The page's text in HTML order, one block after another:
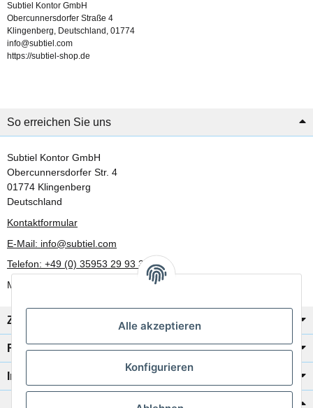
Alle akzeptieren
Konfigurieren
Subtiel Kontor GmbH
Obercunnersdorfer Straße 4
Klingenberg, Deutschland, 01774
info@subtiel.com
https://subtiel-shop.de
So erreichen Sie uns
Subtiel Kontor GmbH
Obercunnersdorfer Str. 4
01774 Klingenberg
Deutschland
Kontaktformular
E-Mail: info@subtiel.com
Telefon: +49 (0) 35953 29 93 30
Mo-Fr: 8:00 Uhr - 17:00 Uhr
Zahlung/Versand
Rechtliches
Informationen
Katalog zur Hand?